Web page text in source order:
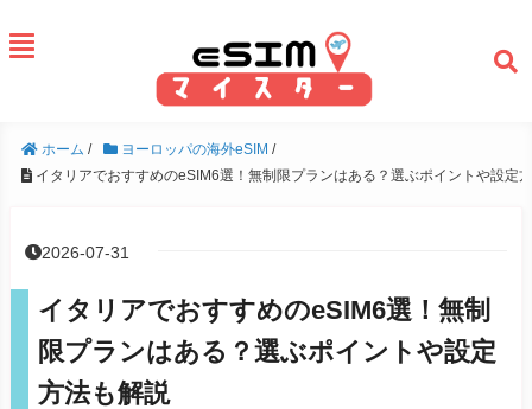
ホーム / ヨーロッパの海外eSIM /
イタリアでおすすめのeSIM6選！無制限プランはある？選ぶポイントや設定
2026-07-31
イタリアでおすすめのeSIM6選！無制
限プランはある？選ぶポイントや設定
方法も解説